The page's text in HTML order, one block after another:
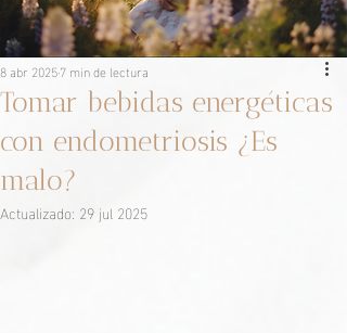
Tomar bebidas energéticas
con endometriosis ¿Es
malo?
8 abr 20257 min de lectura
Actualizado: 29 jul 2025